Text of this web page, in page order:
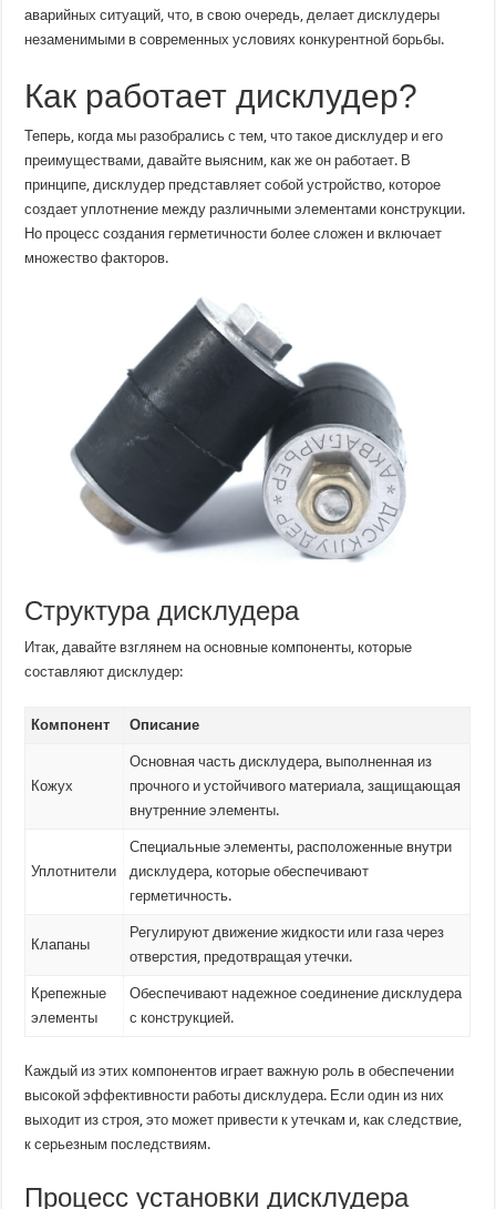
аварийных ситуаций, что, в свою очередь, делает дисклудеры
незаменимыми в современных условиях конкурентной борьбы.
Как работает дисклудер?
Теперь, когда мы разобрались с тем, что такое дисклудер и его
преимуществами, давайте выясним, как же он работает. В
принципе, дисклудер представляет собой устройство, которое
создает уплотнение между различными элементами конструкции.
Но процесс создания герметичности более сложен и включает
множество факторов.
Структура дисклудера
Итак, давайте взглянем на основные компоненты, которые
составляют дисклудер:
Компонент Описание
Кожух
Основная часть дисклудера, выполненная из
прочного и устойчивого материала, защищающая
внутренние элементы.
Уплотнители
Специальные элементы, расположенные внутри
дисклудера, которые обеспечивают
герметичность.
Клапаны
Регулируют движение жидкости или газа через
отверстия, предотвращая утечки.
Крепежные
элементы
Обеспечивают надежное соединение дисклудера
с конструкцией.
Каждый из этих компонентов играет важную роль в обеспечении
высокой эффективности работы дисклудера. Если один из них
выходит из строя, это может привести к утечкам и, как следствие,
к серьезным последствиям.
Процесс установки дисклудера